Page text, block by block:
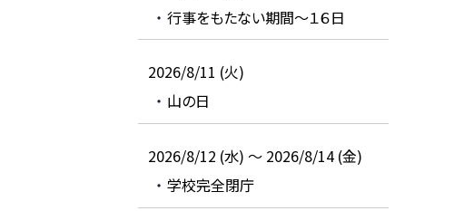
行事をもたない期間～１６日
2026/8/11 (火)
山の日
2026/8/12 (水) ～ 2026/8/14 (金)
学校完全閉庁